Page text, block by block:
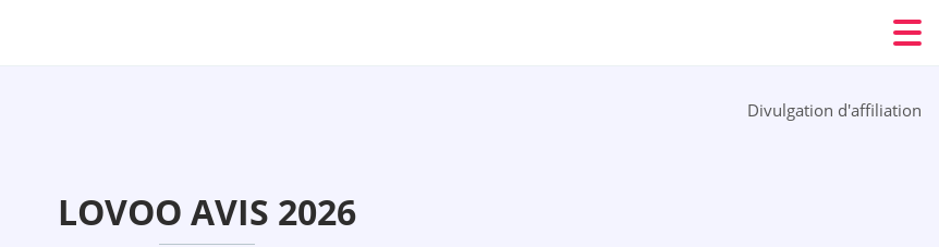
Divulgation d'affiliation
LOVOO AVIS 2026